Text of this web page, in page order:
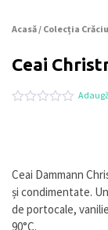
Acasă/ Colecția
Ceai
pe
a
evaluări
Ceai Dammann
și condimentate.
de portocale,
90°C.